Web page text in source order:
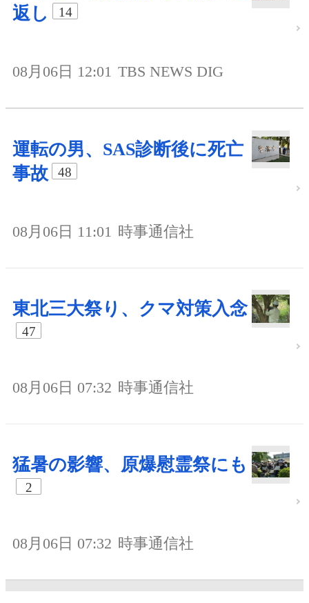
返し
14
08月06日 12:01 TBS NEWS DIG
運転の男、SAS診断後に死亡
事故
48
08月06日 11:01 時事通信社
東北三大祭り、クマ対策入念
47
08月06日 07:32 時事通信社
猛暑の影響、原爆慰霊祭にも
2
08月06日 07:32 時事通信社